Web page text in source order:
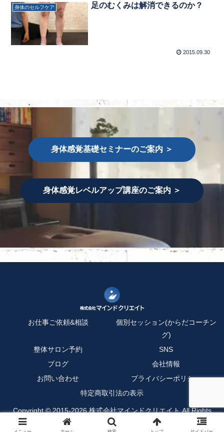
身体のセルフケア 足のむくみは解消できるのか？
2015.09.30
身体感覚基礎セミナーのご案内 ＞
身体感覚レベルアップ講座のご案内 ＞
お仕事ご依頼&相談
個別セッション(からだコーチン
グ)
整体サロン予約
SNS
ブログ
会社情報
お問い合わせ
プライバシーポリシー
特定商取引法の表示
Copyright © 2015-2026 株式会社マインドクリエイト All Rights
Reserved.